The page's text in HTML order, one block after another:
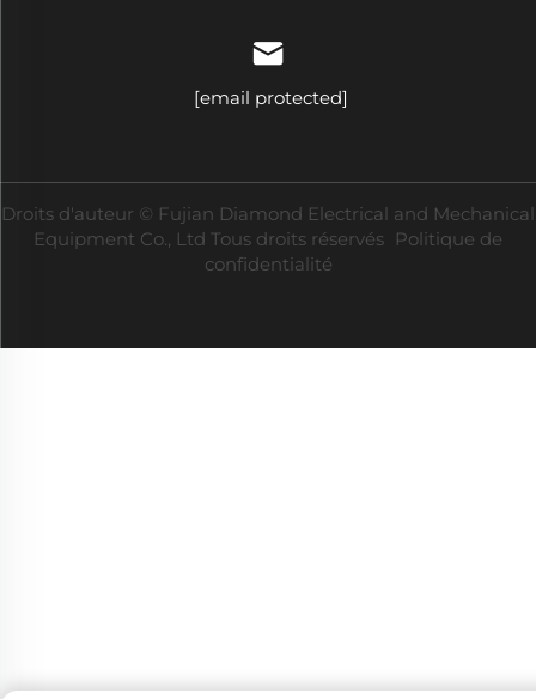
[email protected]
Droits d'auteur © Fujian Diamond Electrical and Mechanical
Equipment Co., Ltd Tous droits réservés Politique de
confidentialité